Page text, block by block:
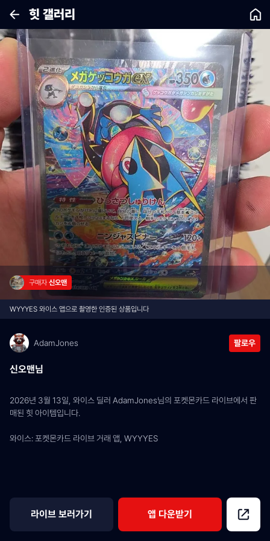
힛 갤러리
구매자 신오맨
WYYYES 와이스 앱으로 촬영한 인증된 상품입니다
AdamJones 팔로우
신오맨님
2026년 3월 13일, 와이스 딜러 AdamJones님의 포켓몬카드 라이브에서 판
매된 힛 아이템입니다.
와이스: 포켓몬카드 라이브 거래 앱, WYYYES
라이브 보러가기 앱 다운받기